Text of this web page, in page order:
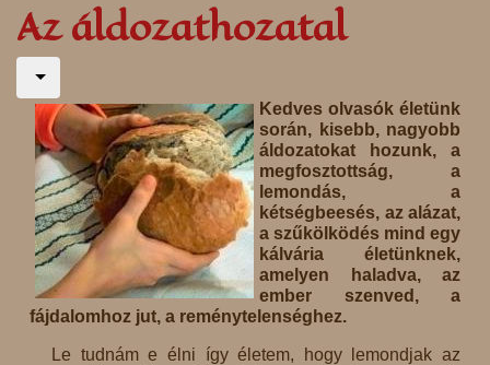
Az áldozathozatal
Kedves olvasók életünk
során, kisebb, nagyobb
áldozatokat hozunk, a
megfosztottság, a
lemondás, a
kétségbeesés, az alázat,
a szűkölködés mind egy
kálvária életünknek,
amelyen haladva, az
ember szenved, a
fájdalomhoz jut, a reménytelenséghez.
Le tudnám e élni így életem, hogy lemondjak az